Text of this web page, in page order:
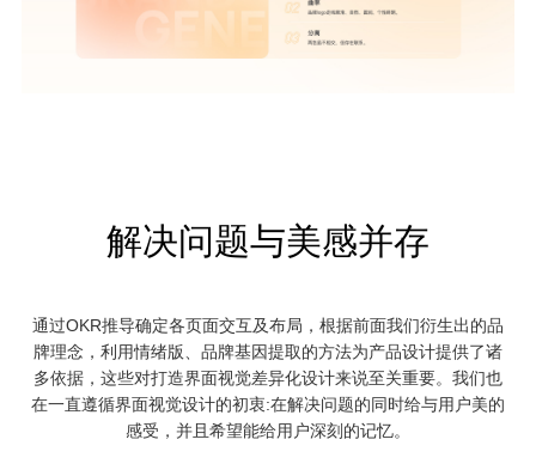
解决问题与美感并存
通过OKR推导确定各页面交互及布局，根据前面我们衍生出的品
牌理念，利用情绪版、品牌基因提取的方法为产品设计提供了诸
多依据，这些对打造界面视觉差异化设计来说至关重要。我们也
在一直遵循界面视觉设计的初衷:在解决问题的同时给与用户美的
感受，并且希望能给用户深刻的记忆。